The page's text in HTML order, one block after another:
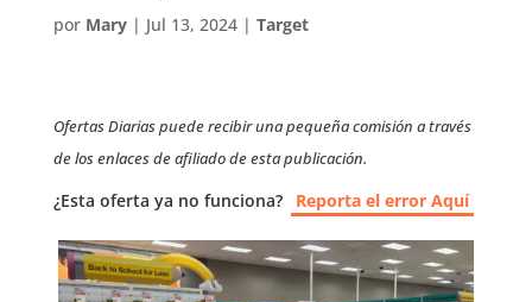
por Mary| Jul 13, 2024| Target
Ofertas Diarias puede recibir una pequeña comisión a través
de los enlaces de afiliado de esta publicación.
¿Esta oferta ya no funciona? Reporta el error Aquí